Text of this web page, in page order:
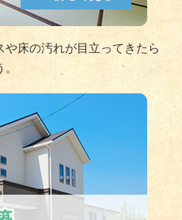
床の汚れが目立ってきたら